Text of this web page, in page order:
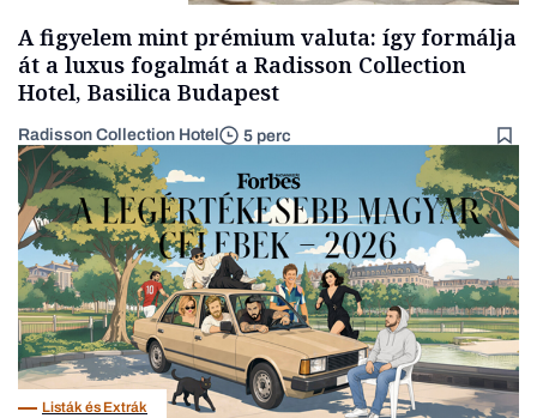
A figyelem mint prémium valuta: így formálja
át a luxus fogalmát a Radisson Collection
Hotel, Basilica Budapest
Radisson Collection Hotel 5 perc
Listák és Extrák